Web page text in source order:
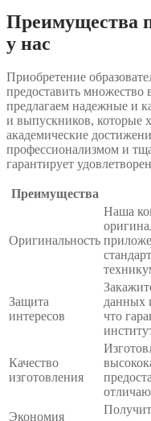
Преимущества
у нас
Приобретение
предоставить
предлагаем надежные и
и выпускников, которые
академические
профессионализмом и
гарантирует
Преимущества
Оригинальность
Наша
Защита
интересов
данных
что
Качество
изготовления
Экономия